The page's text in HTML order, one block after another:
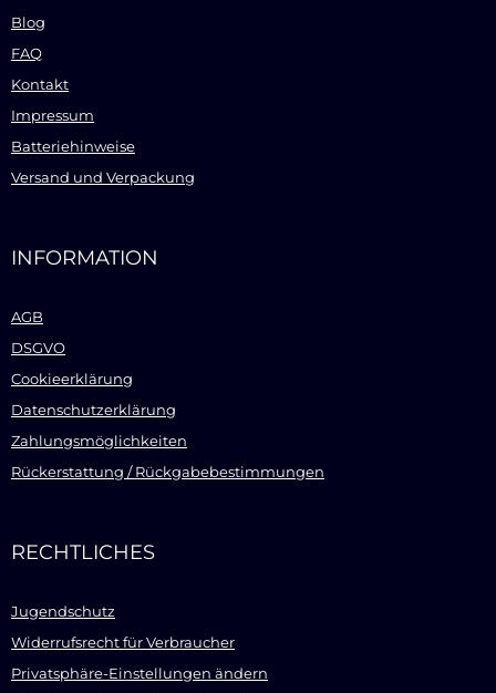
Blog
FAQ
Kontakt
Impressum
Batteriehinweise
Versand und Verpackung
INFORMATION
AGB
DSGVO
Cookieerklärung
Datenschutzerklärung
Zahlungsmöglichkeiten
Rückerstattung / Rückgabebestimmungen
RECHTLICHES
Jugendschutz
Widerrufsrecht für Verbraucher
Privatsphäre-Einstellungen ändern